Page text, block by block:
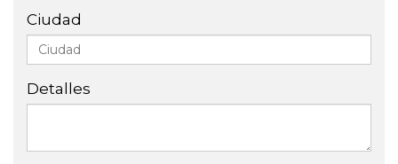
Ciudad
Detalles